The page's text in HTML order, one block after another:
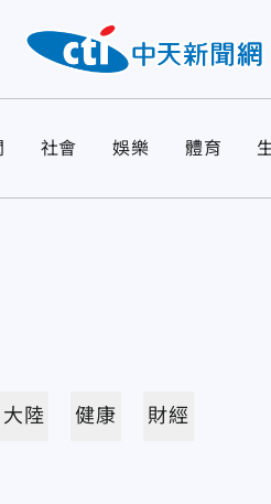
社會 娛樂 體育
大陸 健康 財經